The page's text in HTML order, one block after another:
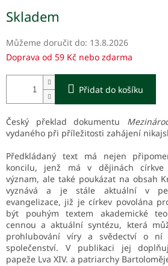
cena:
Skladem
Můžeme doručit do: 13.8.2026
Doprava od 59 Kč nebo zdarma
Přidat do košíku
Český překlad dokumentu
vydaného při příležitosti zahájení
Předkládaný text má nejen
koncilu, jenž má v dějinách církve
význam, ale také poukázat na obsah
vyznává a je stále aktuální v
evangelizace, již je církev povolána
být pouhým textem akademické
cennou a aktuální syntézu, která
prohlubování víry a svědectví o ní
společenství. V publikaci jej
papeže Lva XIV. a patriarchy